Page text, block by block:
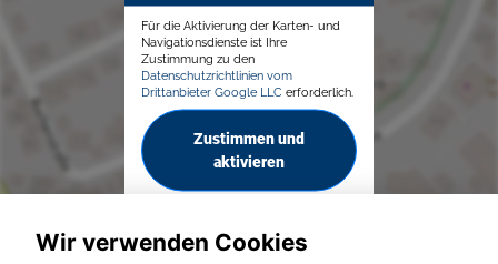
Für die Aktivierung der Karten- und
Navigationsdienste ist Ihre
Zustimmung zu den
Datenschutzrichtlinien vom
Drittanbieter Google LLC erforderlich.
Zustimmen und
aktivieren
Wir verwenden Cookies